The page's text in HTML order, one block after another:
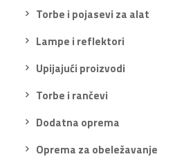
Torbe i pojasevi za alat
Lampe i reflektori
Upijajući proizvodi
Torbe i rančevi
Dodatna oprema
Oprema za obeležavanje